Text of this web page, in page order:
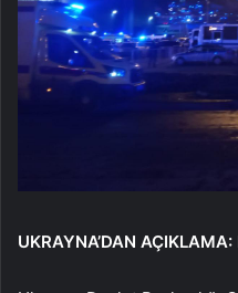
UKRAYNA’DAN